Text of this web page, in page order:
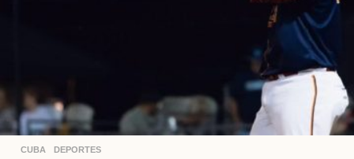
CUBA ,DEPORTES